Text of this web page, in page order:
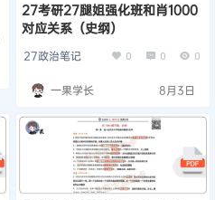
27考研27腿姐强化班和肖1000
对应关系（史纲）
27政治笔记 0 0 0
一果学长 8月3日